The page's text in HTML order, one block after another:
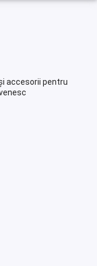
accesorii pentru